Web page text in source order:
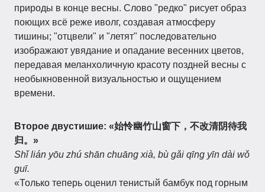
природы в конце весны. Слово "редко" рисует образ
поющих всё реже иволг, создавая атмосферу
тишины; "отцвели" и "летят" последовательно
изображают увядание и опадание весенних цветов,
передавая меланхоличную красоту поздней весны с
необыкновенной визуальностью и ощущением
времени.
Второе двустишие: «始怜幽竹山窗下，不改清阴待我
归。»
Shǐ lián yōu zhú shān chuāng xià, bù gǎi qīng yīn dài wǒ
guī.
«Только теперь оценил тенистый бамбук под горным